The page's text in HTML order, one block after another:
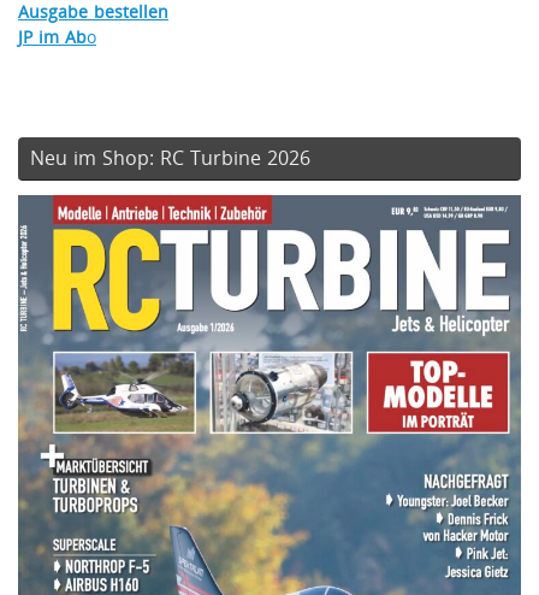
Ausgabe bestellen
JP im Abo
Neu im Shop: RC Turbine 2026